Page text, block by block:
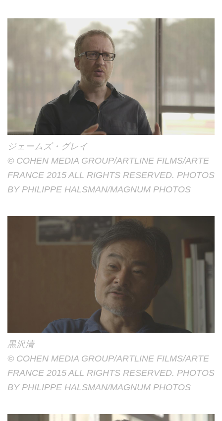
ジェームズ・グレイ
© COHEN MEDIA GROUP/ARTLINE FILMS/ARTE
FRANCE 2015 ALL RIGHTS RESERVED. PHOTOS
BY PHILIPPE HALSMAN/MAGNUM PHOTOS
黒沢清
© COHEN MEDIA GROUP/ARTLINE FILMS/ARTE
FRANCE 2015 ALL RIGHTS RESERVED. PHOTOS
BY PHILIPPE HALSMAN/MAGNUM PHOTOS